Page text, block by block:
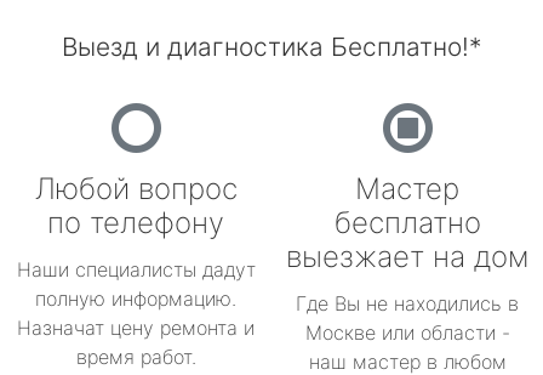
Выезд и диагностика Бесплатно!*
Любой вопрос
по телефону
Наши специалисты дадут
полную информацию.
Назначат цену ремонта и
время работ.
Мастер
бесплатно
выезжает на дом
Где Вы не находились в
Москве или области -
наш мастер в любом